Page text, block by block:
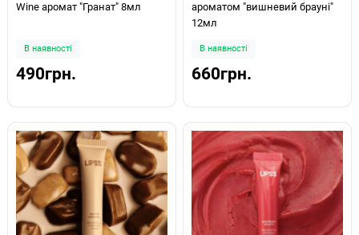
Wine аромат "Гранат" 8мл
В наявності
490грн.
ароматом "вишневий брауні"
12мл
В наявності
660грн.